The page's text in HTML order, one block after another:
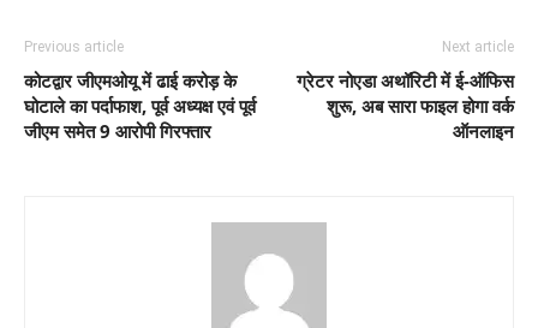
Previous article
कोटद्वार जीएमओयू में ढाई करोड़ के
घोटाले का पर्दाफाश, पूर्व अध्यक्ष एवं पूर्व
जीएम समेत 9 आरोपी गिरफ्तार
Next article
ग्रेटर नोएडा अथॉरिटी में ई-ऑफिस
शुरू, अब सारा फाइल होगा वर्क
ऑनलाइन